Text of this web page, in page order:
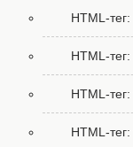
HTML-тег:
HTML-
HTML-
HTML-